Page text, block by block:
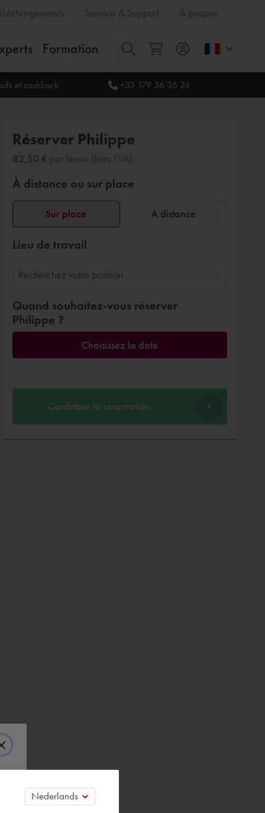
Service & Support À propos
Formation Tout
et cashback +33 179 36 36 24
Réserver Philippe
82,50 € par heure (hors TVA)
À distance ou sur place
Sur place A distance
Lieu de travail
Quand souhaitez-vous réserver
Philippe ?
Choisissez la date
Confirmer la réservation